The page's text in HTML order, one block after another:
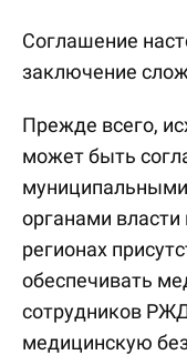
Соглашение
заключение
Прежде всего,
может быть
органами
регионах
обеспечивать
сотрудников
медицинскую